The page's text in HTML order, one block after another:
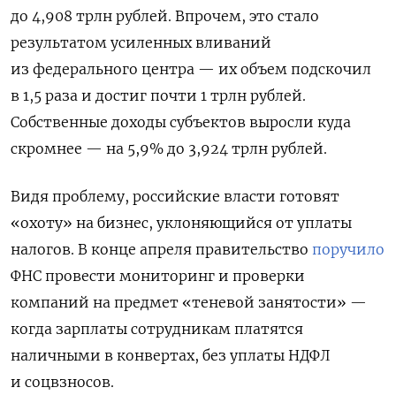
до 4,908 трлн рублей. Впрочем, это стало
результатом усиленных вливаний
из федерального центра — их объем подскочил
в 1,5 раза и достиг почти 1 трлн рублей.
Собственные доходы субъектов выросли куда
скромнее — на 5,9% до 3,924 трлн рублей.
Видя проблему, российские власти готовят
«охоту» на бизнес, уклоняющийся от уплаты
налогов. В конце апреля правительство поручило
ФНС провести мониторинг и проверки
компаний на предмет «теневой занятости» —
когда зарплаты сотрудникам платятся
наличными в конвертах, без уплаты НДФЛ
и соцвзносов.